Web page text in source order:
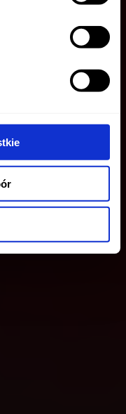
plików cookies